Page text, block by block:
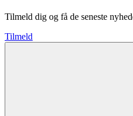
Tilmeld dig og få de seneste
Tilmeld